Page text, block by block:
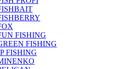
FISHING
FISHING
FISHING